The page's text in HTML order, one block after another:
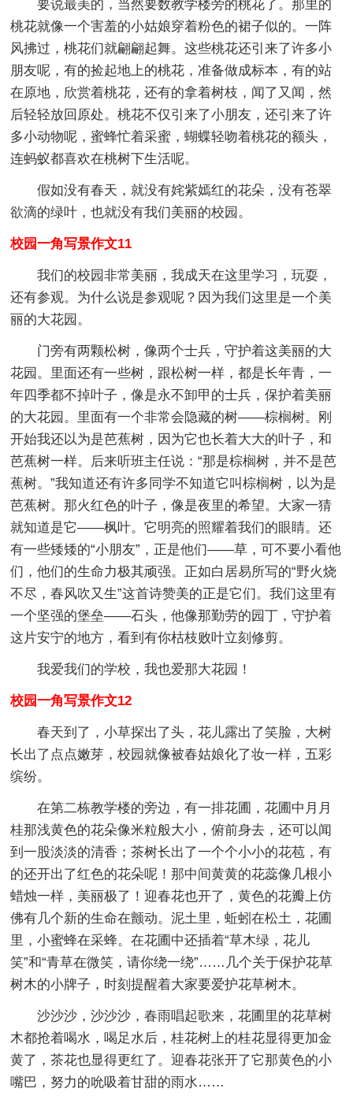
要说最美的，当然要数教学楼旁的桃花了。那里的
桃花就像一个害羞的小姑娘穿着粉色的裙子似的。一阵
风拂过，桃花们就翩翩起舞。这些桃花还引来了许多小
朋友呢，有的捡起地上的桃花，准备做成标本，有的站
在原地，欣赏着桃花，还有的拿着树枝，闻了又闻，然
后轻轻放回原处。桃花不仅引来了小朋友，还引来了许
多小动物呢，蜜蜂忙着采蜜，蝴蝶轻吻着桃花的额头，
连蚂蚁都喜欢在桃树下生活呢。
假如没有春天，就没有姹紫嫣红的花朵，没有苍翠
欲滴的绿叶，也就没有我们美丽的校园。
校园一角写景作文11
我们的校园非常美丽，我成天在这里学习，玩耍，
还有参观。为什么说是参观呢？因为我们这里是一个美
丽的大花园。
门旁有两颗松树，像两个士兵，守护着这美丽的大
花园。里面还有一些树，跟松树一样，都是长年青，一
年四季都不掉叶子，像是永不卸甲的士兵，保护着美丽
的大花园。里面有一个非常会隐藏的树——棕榈树。刚
开始我还以为是芭蕉树，因为它也长着大大的叶子，和
芭蕉树一样。后来听班主任说：“那是棕榈树，并不是芭
蕉树。”我知道还有许多同学不知道它叫棕榈树，以为是
芭蕉树。那火红色的叶子，像是夜里的希望。大家一猜
就知道是它——枫叶。它明亮的照耀着我们的眼睛。还
有一些矮矮的“小朋友”，正是他们——草，可不要小看他
们，他们的生命力极其顽强。正如白居易所写的“野火烧
不尽，春风吹又生”这首诗赞美的正是它们。我们这里有
一个坚强的堡垒——石头，他像那勤劳的园丁，守护着
这片安宁的地方，看到有你枯枝败叶立刻修剪。
我爱我们的学校，我也爱那大花园！
校园一角写景作文12
春天到了，小草探出了头，花儿露出了笑脸，大树
长出了点点嫩芽，校园就像被春姑娘化了妆一样，五彩
缤纷。
在第二栋教学楼的旁边，有一排花圃，花圃中月月
桂那浅黄色的花朵像米粒般大小，俯前身去，还可以闻
到一股淡淡的清香；茶树长出了一个个小小的花苞，有
的还开出了红色的花朵呢！那中间黄黄的花蕊像几根小
蜡烛一样，美丽极了！迎春花也开了，黄色的花瓣上仿
佛有几个新的生命在颤动。泥土里，蚯蚓在松土，花圃
里，小蜜蜂在采蜂。在花圃中还插着“草木绿，花儿
笑”和“青草在微笑，请你绕一绕”……几个关于保护花草
树木的小牌子，时刻提醒着大家要爱护花草树木。
沙沙沙，沙沙沙，春雨唱起歌来，花圃里的花草树
木都抢着喝水，喝足水后，桂花树上的桂花显得更加金
黄了，茶花也显得更红了。迎春花张开了它那黄色的小
嘴巴，努力的吮吸着甘甜的雨水……